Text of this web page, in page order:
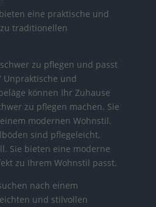
eine praktische und
traditionellen
zu pflegen und passt
Unpraktische und
können Ihr Zuhause
zu pflegen machen. Sie
modernen Wohnstil.
sind pflegeleicht,
Sie bieten eine moderne
zu Ihrem Wohnstil passt.
nach einem
und stilvollen